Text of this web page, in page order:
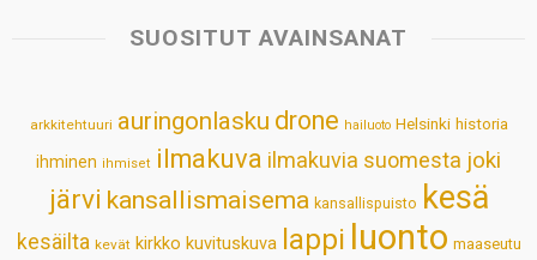
s
p
b
k
e
n
e
s
t
l
SUOSITUT AVAINSANAT
arkkitehtuuri auringonlasku drone hailuoto Helsinki historia
ihminen ihmiset ilmakuva ilmakuvia suomesta joki
järvi kansallismaisema kansallispuisto kesä
kesäilta kevät kirkko kuvituskuva lappi luonto maaseutu